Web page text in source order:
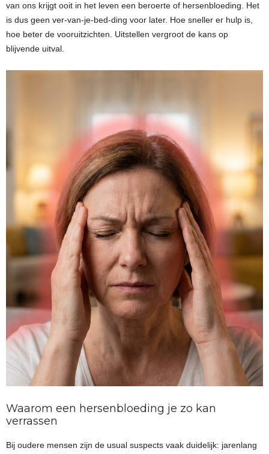
van ons krijgt ooit in het leven een beroerte of hersenbloeding. Het
is dus geen ver-van-je-bed-ding voor later. Hoe sneller er hulp is,
hoe beter de vooruitzichten. Uitstellen vergroot de kans op
blijvende uitval.
Waarom een hersenbloeding je zo kan
verrassen
Bij oudere mensen zijn de usual suspects vaak duidelijk: jarenlang